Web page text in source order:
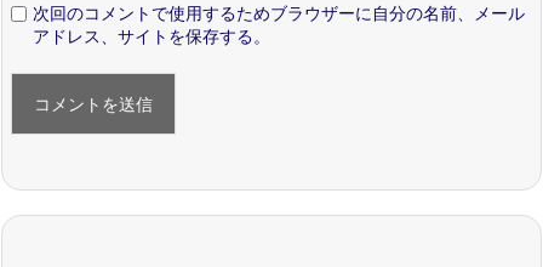
次回のコメントで使用するためブラウザーに自分の名前、メール
アドレス、サイトを保存する。